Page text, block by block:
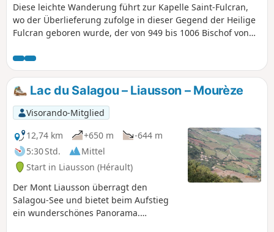
Diese leichte Wanderung führt zur Kapelle Saint-Fulcran,
wo der Überlieferung zufolge in dieser Gegend der Heilige
Fulcran geboren wurde, der von 949 bis 1006 Bischof von
alten Weg zum Mas de Pradels. Der Rückweg führt zur
Montagne de la Boutine, von der aus man über einen
serpeninenartigen Pfad hinabsteigt.
Lac du Salagou – Liausson – Mourèze
Visorando-Mitglied
12,74 km
+650 m
-644 m
5:30 Std.
Mittel
Start in Liausson (Hérault)
Der Mont Liausson überragt den
Salagou-See und bietet beim Aufstieg
ein wunderschönes Panorama.